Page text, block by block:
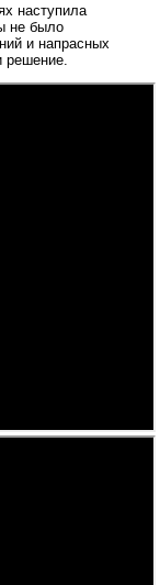
наступила
не было
и напрасных
решение.